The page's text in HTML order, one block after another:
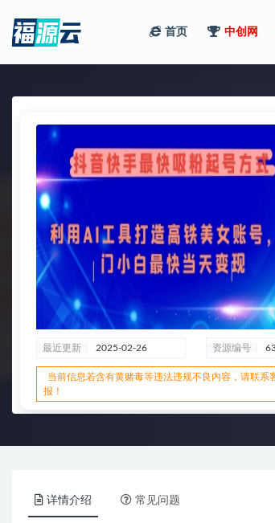
首页 中创网
最近更新 2025-02-26 资源编号
当前信息若含有黄赌毒等违法违规不良内容，请联系
报！
详情介绍 常见问题